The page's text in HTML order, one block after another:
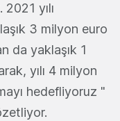
yılı
3 milyon euro
da yaklaşık 1
yılı 4 milyon
hedefliyoruz "